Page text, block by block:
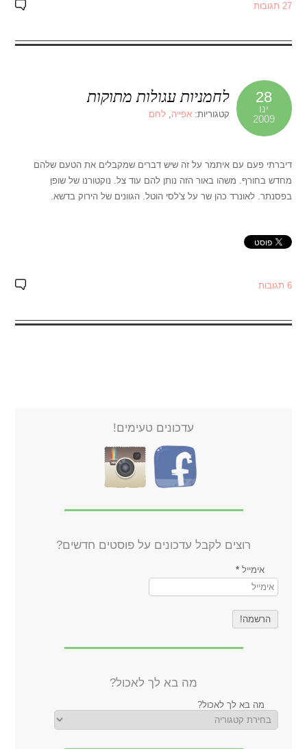
27 תגובות
28
ינו
2009
לחמניות עגולות מתוקות
קטגוריות:אפייה,לחם
דיברתי פעם עם איתמר על זה שיש דברים שמקבלים את הטעם שלהם
מחדש בחורף. משהו באור הזה נותן להם עוד צל. נוקטורנו של שופן
בפסנתר. לאונרד כהן שר על צ'לסי הוטל. הגוונים של הירוק בדשא.
6 תגובות
עדכונים טעימים!
רוצים לקבל עדכונים על פוסטים חדשים?
אימייל*
מה בא לך לאכול?
מה בא לך לאכול?